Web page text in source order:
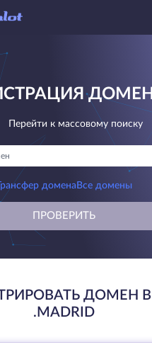
Перейти к массовому поиску
домена Все домены
ПРОВЕРИТЬ
ДОМЕН
.MADRID